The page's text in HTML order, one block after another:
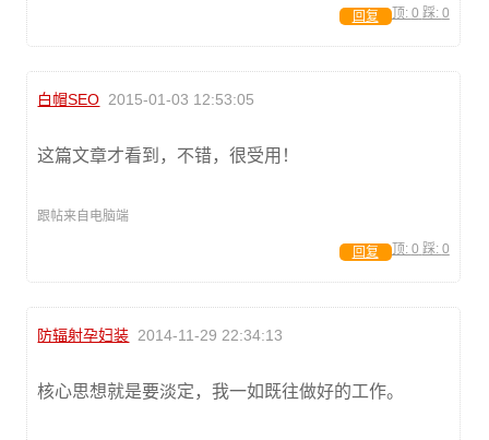
顶: 0 踩: 0
回复
白帽SEO 2015-01-03 12:53:05
这篇文章才看到，不错，很受用！
跟帖来自电脑端
顶: 0 踩: 0
回复
防辐射孕妇装 2014-11-29 22:34:13
核心思想就是要淡定，我一如既往做好的工作。